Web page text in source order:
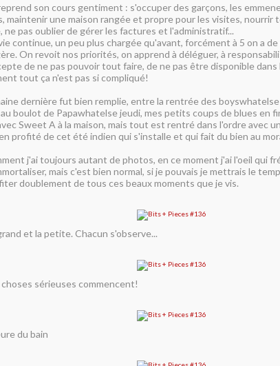
son cours gentiment : s'occuper des garçons, les
maintenir une maison rangée et propre pour les visites, nourrir
ne pas oublier de gérer les factures et l'administratif...
continue, un peu plus chargée qu'avant, forcément à 5 on a de
On revoit nos priorités, on apprend à déléguer, à
de ne pas pouvoir tout faire, de ne pas être disponible dans
tout ça n'est pas si compliqué!
dernière fut bien remplie, entre la rentrée des boyswhatelse
boulot de Papawhatelse jeudi, mes petits coups de blues en
Sweet A à la maison, mais tout est rentré dans l'ordre avec
profité de cet été indien qui s'installe et qui fait du bien au
j'ai toujours autant de photos, en ce moment j'ai l'oeil qui
mais c'est bien normal, si je pouvais je mettrais le
doublement de tous ces beaux moments que je vis.
et la petite. Chacun s'observe...
choses sérieuses commencent!
du bain